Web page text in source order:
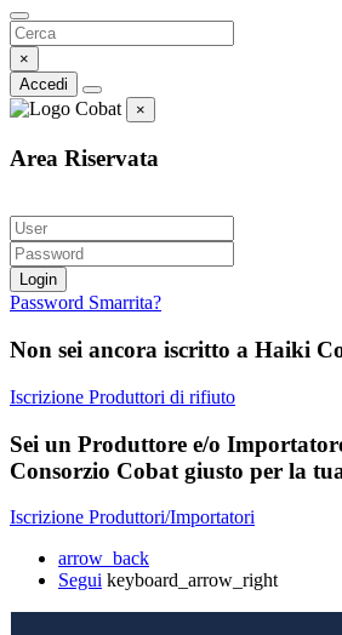
×
Accedi
×
Area Riservata
Login
Password Smarrita?
Non sei ancora iscritto a Haiki
Iscrizione Produttori di rifiuto
Sei un Produttore e/o
Consorzio Cobat giusto per la
Iscrizione Produttori/Importatori
arrow_back
Segui keyboard_arrow_right